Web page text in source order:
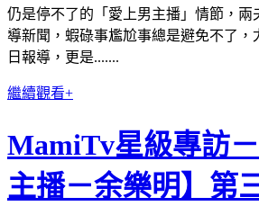
仍是停不了的「愛上男主播」情節，兩
導新聞，蝦碌事尷尬事總是避免不了，
日報導，更是.......
繼續觀看+
MamiTv星級專訪
主播－余樂明】第